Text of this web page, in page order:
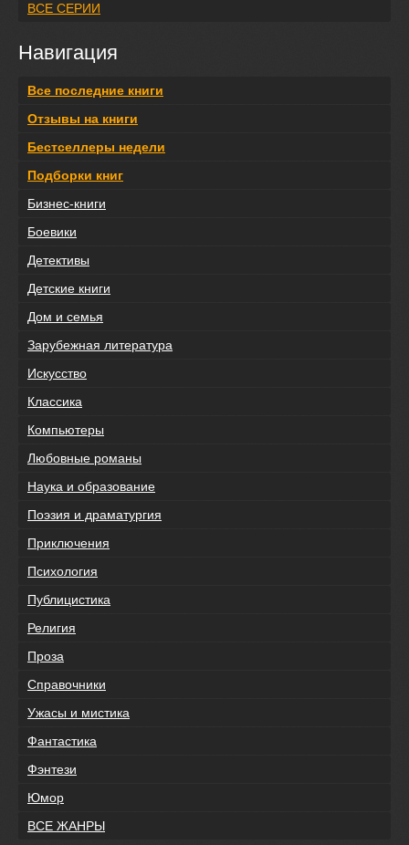
ВСЕ СЕРИИ
Навигация
Все последние книги
Отзывы на книги
Бестселлеры недели
Подборки книг
Бизнес-книги
Боевики
Детективы
Детские книги
Дом и семья
Зарубежная литература
Искусство
Классика
Компьютеры
Любовные романы
Наука и образование
Поэзия и драматургия
Приключения
Психология
Публицистика
Религия
Проза
Справочники
Ужасы и мистика
Фантастика
Фэнтези
Юмор
ВСЕ ЖАНРЫ